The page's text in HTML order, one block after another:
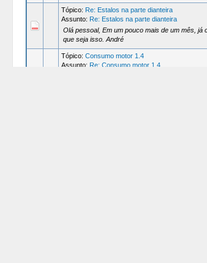
Tópico: Re: Estalos na parte dianteira
Assunto: Re: Estalos na parte dianteira
Olá pessoal, Em um pouco mais de um mês,
que seja isso. André
Tópico: Consumo motor 1.4
Assunto: Re: Consumo motor 1.4